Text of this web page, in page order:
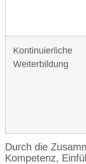
Kontinuierliche
Weiterbildung
Durch die
Kompetenz,